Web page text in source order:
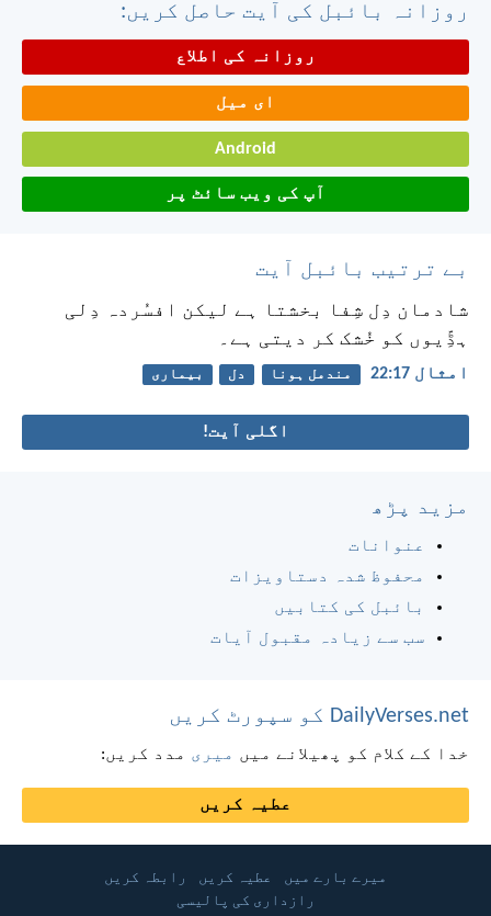
روزانہ بائبل کی آیت حاصل کریں:
روزانہ کی اطلاع
ای میل
Android
آپ کی ویب سائٹ پر
بے ترتیب بائبل آیت
شادمان دِل شِفا بخشتا ہے لیکن افسُردہ دِلی
ہڈِّیوں کو خُشک کر دیتی ہے۔
امثال 17:‏22 مندمل ہونا دل بیماری
اگلی آیت!
مزید پڑھ
عنوانات
محفوظ شدہ دستاویزات
بائبل کی کتابیں
سب سے زیادہ مقبول آیات
DailyVerses.net کو سپورٹ کریں
خدا کے کلام کو پھیلانے میں میری مدد کریں:
عطیہ کریں
میرے بارے میں عطیہ کریں
رابطہ کریں
رازداری کی پالیسی